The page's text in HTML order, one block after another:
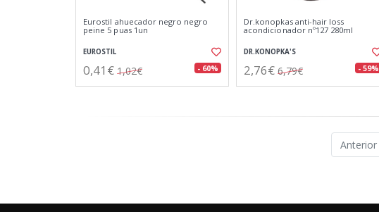
Eurostil ahuecador negro negro
peine 5 puas 1un
EUROSTIL
0,41€ 1,02€ - 60%
Dr.konopkas anti-hair loss
acondicionador nº127 280ml
DR.KONOPKA'S
2,76€ 6,79€ - 59%
Anterior